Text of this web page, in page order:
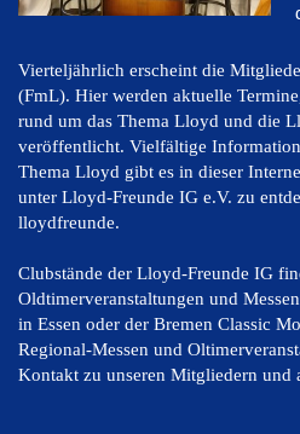
Vierteljährlich erscheint die
(FmL). Hier werden aktuelle
rund um das Thema Lloyd und die
veröffentlicht. Vielfältige
Thema Lloyd gibt es in dieser
unter Lloyd-Freunde IG e.V. zu
lloydfreunde.
Clubstände der Lloyd-Freunde IG
Oldtimerveranstaltungen und
in Essen oder der Bremen Classic
Regional-Messen und
Kontakt zu unseren Mitgliedern und